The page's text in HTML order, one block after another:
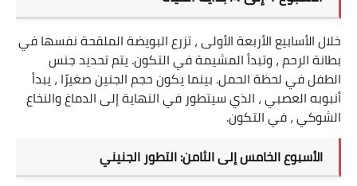
مراحل نمو الجنين
العناية بالطفل
تغذية الحامل
صحة الجنين
خلال الأسابيع الأربعة الأولى ، تزرع البويضة الملقحة نفسها في
بطانة الرحم ، وتبدأ المشيمة في التكون. يتم تحديد جنس
الطفل في لحظة الحمل. بينما يكون حجم الجنين صغيرًا ، يبدأ
أنبوبه العصبي ، الذي سيتطور في النهاية إلى الدماغ والنخاع
الشوكي ، في التكون.
الأسبوع الخامس إلى الثامن: التطور الجنيني